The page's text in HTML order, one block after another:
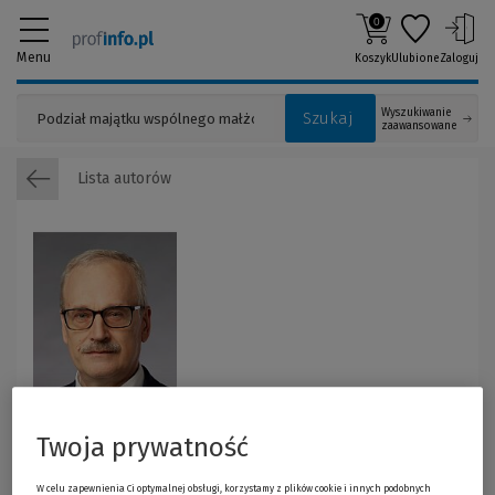
Menu
Szukaj
Wyszukiwanie
zaawansowane
0
KoszykUlubioneZaloguj
Lista autorów
Twoja prywatność
W celu zapewnienia Ci optymalnej obsługi, korzystamy z plików cookie i innych podobnych